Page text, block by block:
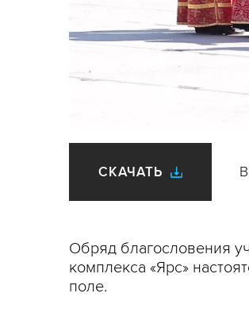
СКАЧАТЬ
Обряд благословения
комплекса «Ярс»
поле.